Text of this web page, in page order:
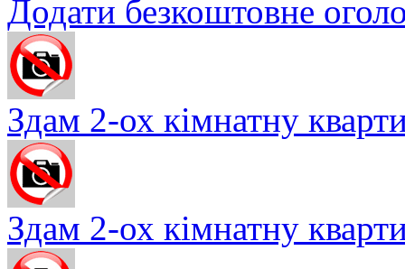
Додати безкоштовне
Здам 2-ох кімнатну
Здам 2-ох кімнатну